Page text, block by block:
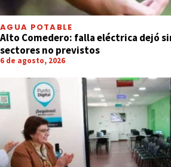
AGUA POTABLE
Alto Comedero: falla eléctrica dejó
sectores no previstos
6 de agosto, 2026